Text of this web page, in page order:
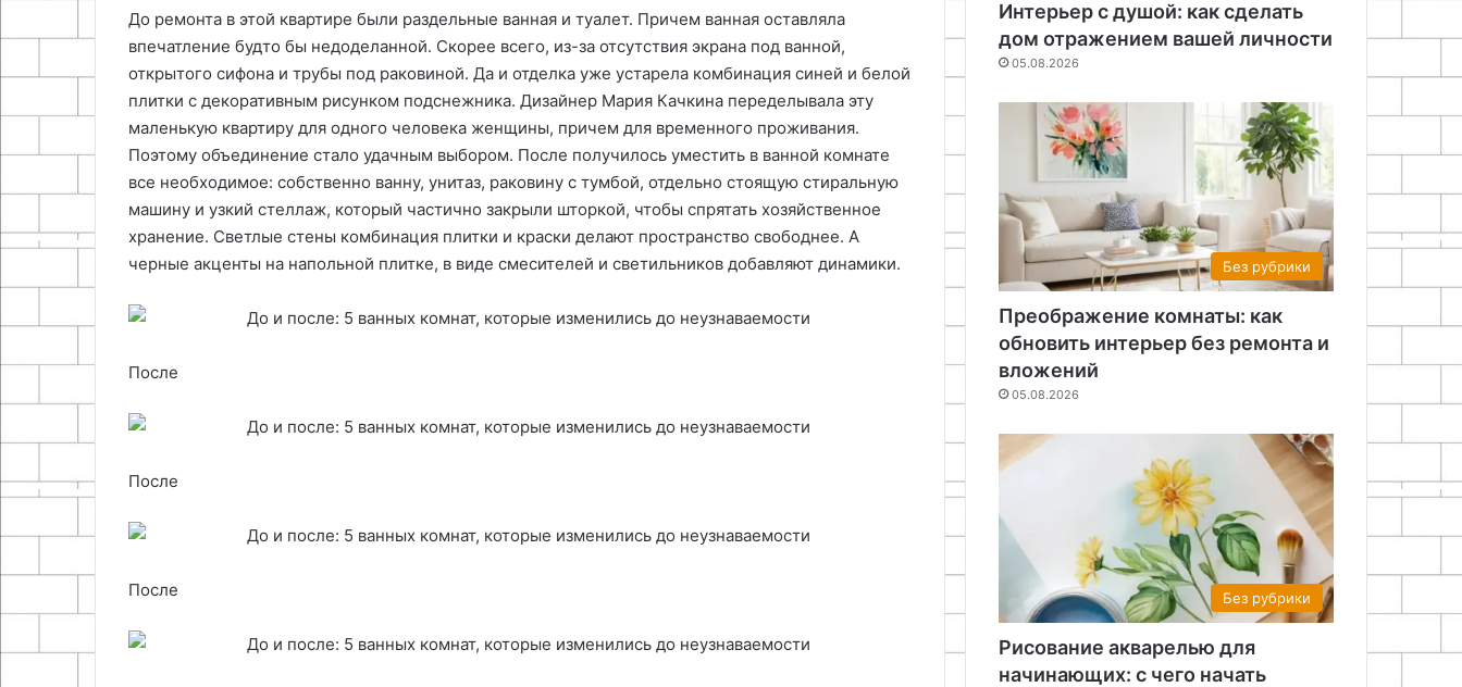
До ремонта в этой квартире были раздельные ванная и туалет. Причем ванная оставляла
впечатление будто бы недоделанной. Скорее всего, из-за отсутствия экрана под ванной,
открытого сифона и трубы под раковиной. Да и отделка уже устарела комбинация синей и белой
плитки с декоративным рисунком подснежника. Дизайнер Мария Качкина переделывала эту
маленькую квартиру для одного человека женщины, причем для временного проживания.
Поэтому объединение стало удачным выбором. После получилось уместить в ванной комнате
все необходимое: собственно ванну, унитаз, раковину с тумбой, отдельно стоящую стиральную
машину и узкий стеллаж, который частично закрыли шторкой, чтобы спрятать хозяйственное
хранение. Светлые стены комбинация плитки и краски делают пространство свободнее. А
черные акценты на напольной плитке, в виде смесителей и светильников добавляют динамики.
После
После
После
Интерьер с душой: как сделать
дом отражением вашей личности
05.08.2026
Без рубрики
Преображение комнаты: как
обновить интерьер без ремонта и
вложений
05.08.2026
Без рубрики
Рисование акварелью для
начинающих: с чего начать